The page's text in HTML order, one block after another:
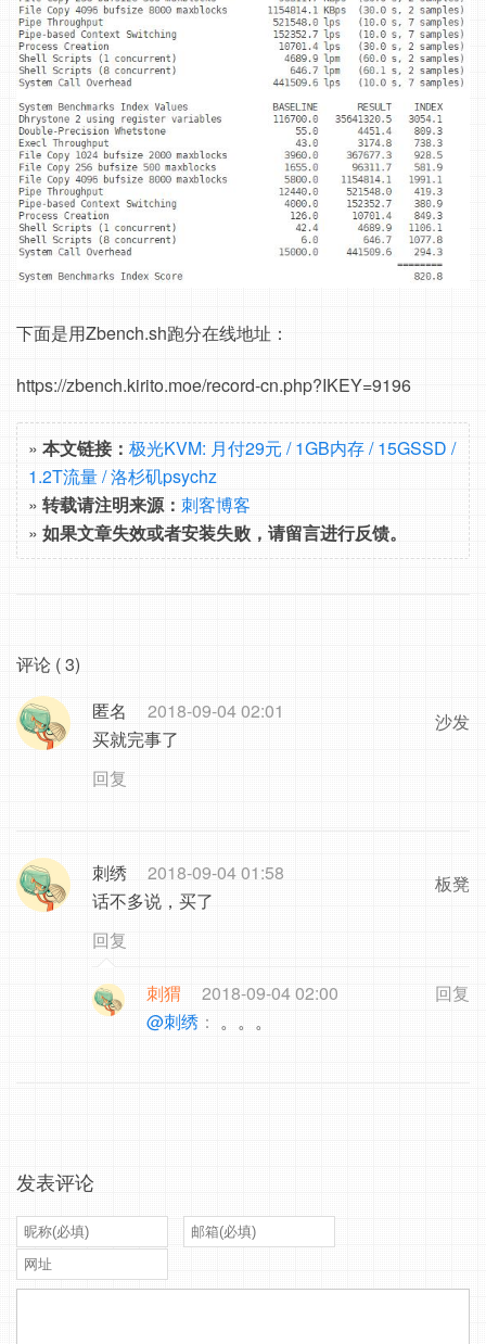
下面是用Zbench.sh跑分在线地址：
https://zbench.kirito.moe/record-cn.php?IKEY=9196
» 本文链接： 极光KVM: 月付29元 / 1GB内存 / 15GSSD /
1.2T流量 / 洛杉矶psychz
» 转载请注明来源： 刺客博客
» 如果文章失效或者安装失败，请留言进行反馈。
评论 ( 3)
沙发
匿名
2018-09-04 02:01
买就完事了
回复
板凳
刺绣
2018-09-04 01:58
话不多说，买了
回复
回复
刺猬
2018-09-04 02:00
@刺绣 ： 。。。
发表评论